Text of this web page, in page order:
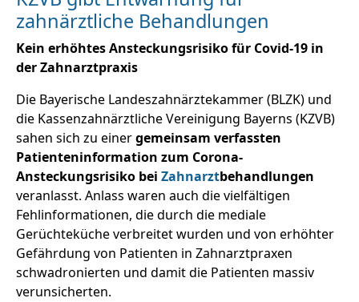
zahnärztliche Behandlungen
Kein erhöhtes Ansteckungsrisiko für Covid-19 in
der Zahnarztpraxis
Die Bayerische Landeszahnärztekammer (BLZK) und
die Kassenzahnärztliche Vereinigung Bayerns (KZVB)
sahen sich zu einergemeinsam verfassten
Patienteninformation zum Corona-
Ansteckungsrisiko bei Zahnarztbehandlungen
veranlasst. Anlass waren auch die vielfältigen
Fehlinformationen, die durch die mediale
Gerüchteküche verbreitet wurden und von erhöhter
Gefährdung von Patienten in Zahnarztpraxen
schwadronierten und damit die Patienten massiv
verunsicherten.